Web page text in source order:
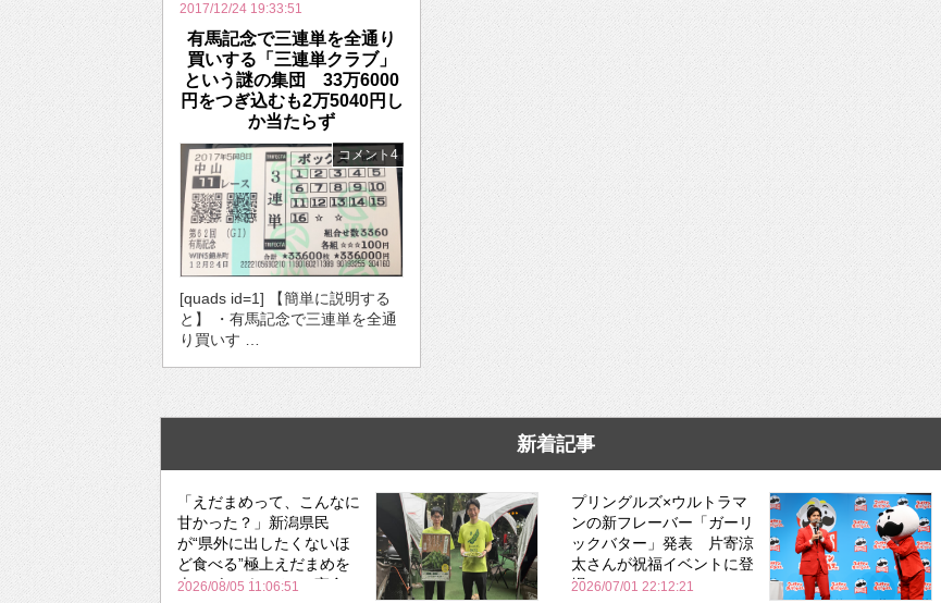
2017/12/24 19:33:51
有馬記念で三連単を全通り
買いする「三連単クラブ」
という謎の集団 33万6000
円をつぎ込むも2万5040円し
か当たらず
コメント4
[quads id=1] 【簡単に説明する
と】 ・有馬記念で三連単を全通
り買いす …
新着記事
「えだまめって、こんなに
甘かった？」新潟県民
が“県外に出したくないほ
ど食べる”極上えだまめを
森のビアガーデンで実食
2026/08/05 11:06:51
プリングルズ×ウルトラマ
ンの新フレーバー「ガーリ
ックバター」発表 片寄涼
太さんが祝福イベントに登
場
2026/07/01 22:12:21